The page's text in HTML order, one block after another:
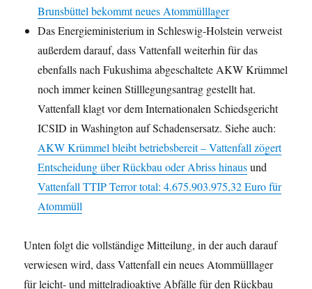
Brunsbüttel bekommt neues Atommülllager
Das Energieministerium in Schleswig-Holstein verweist
außerdem darauf, dass Vattenfall weiterhin für das
ebenfalls nach Fukushima abgeschaltete AKW Krümmel
noch immer keinen Stilllegungsantrag gestellt hat.
Vattenfall klagt vor dem Internationalen Schiedsgericht
ICSID in Washington auf Schadensersatz. Siehe auch:
AKW Krümmel bleibt betriebsbereit – Vattenfall zögert
Entscheidung über Rückbau oder Abriss hinausund
Vattenfall TTIP Terror total: 4.675.903.975,32 Euro für
Atommüll
Unten folgt die vollständige Mitteilung, in der auch darauf
verwiesen wird, dass Vattenfall ein neues Atommülllager
für leicht- und mittelradioaktive Abfälle für den Rückbau